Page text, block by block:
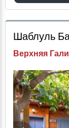
Проверка
Шаблуль
Верхняя